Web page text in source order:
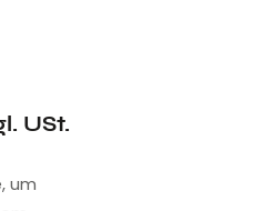
USt.
um